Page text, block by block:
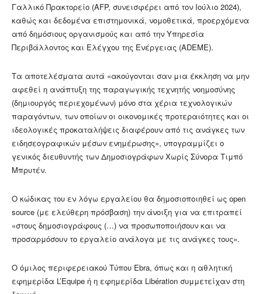
Γαλλικό Πρακτορείο (AFP, συνεισφέρει από τον Ιούλιο 2024),
καθώς και δεδομένα επιστημονικά, νομοθετικά, προερχόμενα
από δημόσιους οργανισμούς και από την Υπηρεσία
Περιβάλλοντος και Ελέγχου της Ενέργειας (ADEME).
Τα αποτελέσματα αυτά «ακούγονται σαν μια έκκληση να μην
αφεθεί η ανάπτυξη της παραγωγικής τεχνητής νοημοσύνης
(δημιουργός περιεχομένων) μόνο στα χέρια τεχνολογικών
παραγόντων, των οποίων οι οικονομικές προτεραιότητες και οι
ιδεολογικές προκαταλήψεις διαφέρουν από τις ανάγκες των
ειδησεογραφικών μέσων ενημέρωσης», υπογραμμίζει ο
γενικός διευθυντής των Δημοσιογράφων Χωρίς Σύνορα Τιμπό
Μπρυτέν.
Ο κώδικας του εν λόγω εργαλείου θα δημοσιοποιηθεί ως open
source (με ελεύθερη πρόσβαση) την άνοιξη για να επιτραπεί
«στους δημοσιογράφους (…) να προσωποποιήσουν και να
προσαρμόσουν το εργαλείο ανάλογα με τις ανάγκες τους».
Ο όμιλος περιφερειακού Τύπου Ebra, όπως και η αθλητική
εφημερίδα L’Equipe ή η εφημερίδα Libération συμμετείχαν στη